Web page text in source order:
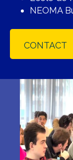
NEOMA
CONTACT